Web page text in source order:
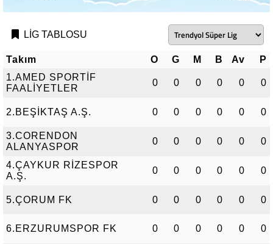
LİG TABLOSU
Takım O G M B Av
P
1.AMED SPORTİF
FAALİYETLER
0 0 0 0 0 0
2.BEŞİKTAŞ A.Ş. 0 0 0 0 0 0
3.CORENDON
ALANYASPOR
0 0 0 0 0 0
4.ÇAYKUR RİZESPOR
A.Ş.
0 0 0 0 0 0
5.ÇORUM FK 0 0 0 0 0 0
6.ERZURUMSPOR FK 0 0 0 0 0 0